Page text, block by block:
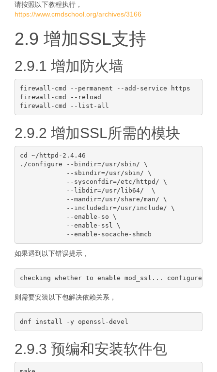
请按照以下教程执行，
https://www.cmdschool.org/archives/3166
2.9 增加SSL支持
2.9.1 增加防火墙
firewall-cmd --permanent --add-service https
firewall-cmd --reload
2.9.2 增加SSL所需的模块
cd ~/httpd-2.4.46
./configure --bindir=/usr/sbin/ \
            --sbindir=/usr/sbin/ \
            --sysconfdir=/etc/httpd/ \
            --libdir=/usr/lib64/  \
            --mandir=/usr/share/man/ \
            --includedir=/usr/include/ \
            --enable-so \
            --enable-ssl \
如果遇到以下错误提示，
则需要安装以下包解决依赖关系，
2.9.3 预编和安装软件包